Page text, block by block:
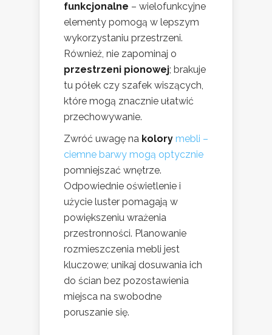
funkcjonalne – wielofunkcyjne
elementy pomogą w lepszym
wykorzystaniu przestrzeni.
Również, nie zapominaj o
przestrzeni pionowej; brakuje
tu półek czy szafek wiszących,
które mogą znacznie ułatwić
przechowywanie.
Zwróć uwagę na kolory mebli –
ciemne barwy mogą optycznie
pomniejszać wnętrze.
Odpowiednie oświetlenie i
użycie luster pomagają w
powiększeniu wrażenia
przestronności. Planowanie
rozmieszczenia mebli jest
kluczowe; unikaj dosuwania ich
do ścian bez pozostawienia
miejsca na swobodne
poruszanie się.